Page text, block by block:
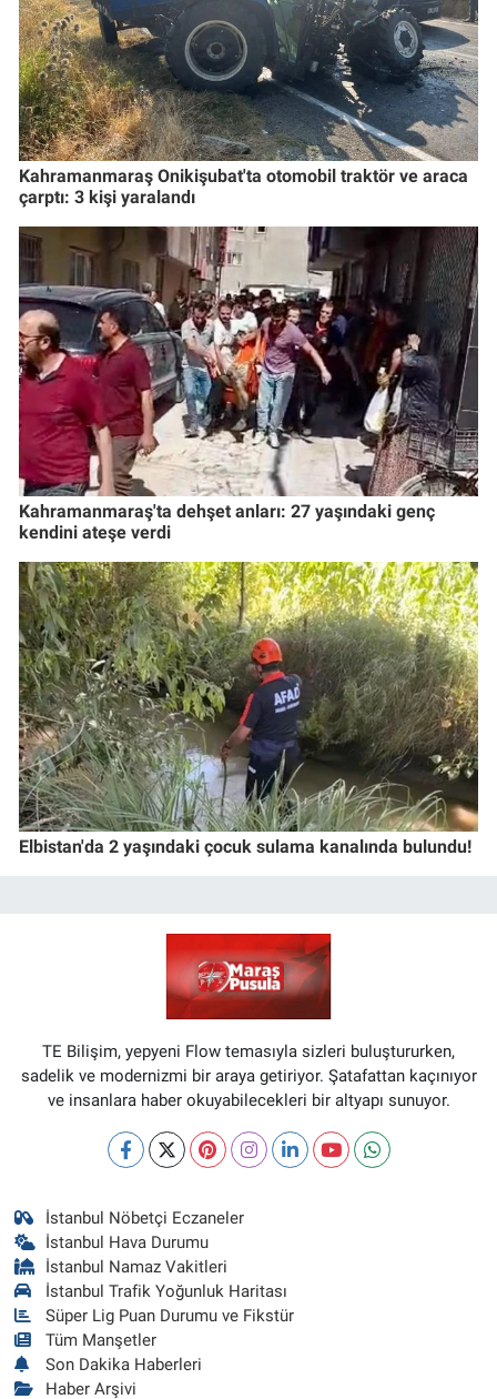
Kahramanmaraş Onikişubat'ta otomobil traktör ve araca
çarptı: 3 kişi yaralandı
Kahramanmaraş'ta dehşet anları: 27 yaşındaki genç
kendini ateşe verdi
Elbistan'da 2 yaşındaki çocuk sulama kanalında bulundu!
TE Bilişim, yepyeni Flow temasıyla sizleri buluştururken,
sadelik ve modernizmi bir araya getiriyor. Şatafattan kaçınıyor
ve insanlara haber okuyabilecekleri bir altyapı sunuyor.
İstanbul Nöbetçi Eczaneler
İstanbul Hava Durumu
İstanbul Namaz Vakitleri
İstanbul Trafik Yoğunluk Haritası
Süper Lig Puan Durumu ve Fikstür
Tüm Manşetler
Son Dakika Haberleri
Haber Arşivi